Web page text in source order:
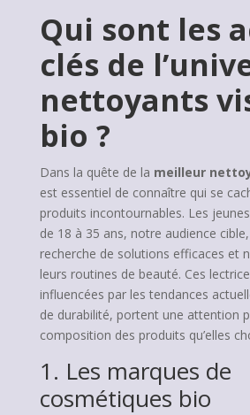
Qui sont les
clés de
nettoyants
bio ?
Dans la quête de la meilleur
est essentiel de connaître qui se
produits incontournables. Les
de 18 à 35 ans, notre audience
recherche de solutions efficaces et
leurs routines de beauté. Ces
influencées par les tendances
de durabilité, portent une attention
composition des produits qu’elles
1. Les marques de
cosmétiques bio